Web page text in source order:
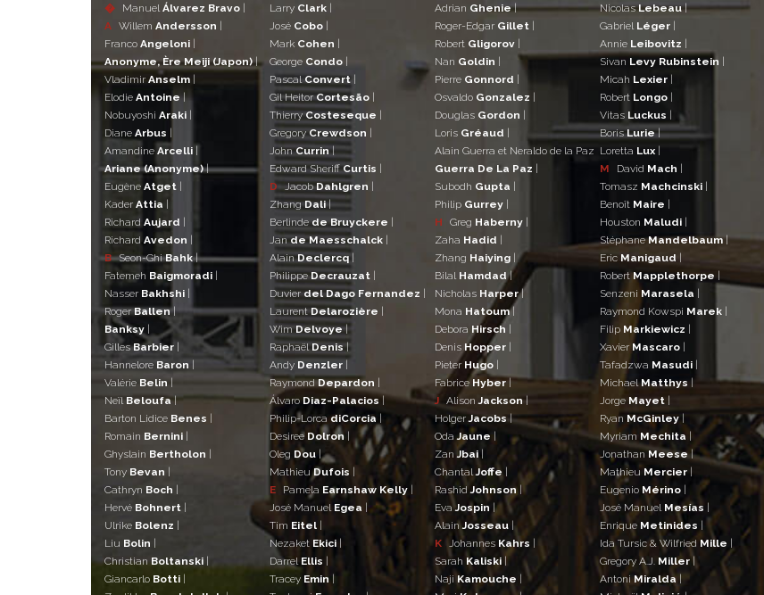
�
Manuel Álvarez Bravo |
A Willem Andersson |
Franco Angeloni |
Anonyme, Ère Meiji (Japon)|
Vladimir Anselm |
Elodie Antoine|
Nobuyoshi Araki |
Diane Arbus |
Amandine Arcelli |
Ariane (Anonyme)|
Eugène Atget |
Kader Attia |
Richard Aujard |
Richard Avedon |
B Seon-GhiBahk|
Fatemeh Baigmoradi |
Nasser Bakhshi |
RogerBallen|
Banksy |
GillesBarbier |
Hannelore Baron |
Valérie Belin|
Neïl Beloufa|
Barton Lidice Benes |
Romain Bernini |
Ghyslain Bertholon |
Tony Bevan |
Cathryn Boch |
Hervé Bohnert |
Ulrike Bolenz |
Liu Bolin |
Christian Boltanski |
Giancarlo Botti |
Larry Clark |
José Cobo |
Mark Cohen |
George Condo |
PascalConvert |
Gil HeitorCortesão |
ThierryCosteseque |
GregoryCrewdson |
JohnCurrin|
Edward SheriffCurtis |
D JacobDahlgren |
ZhangDali|
Berlindede Bruyckere |
Jande Maesschalck |
AlainDeclercq|
PhilippeDecrauzat |
Duvierdel Dago Fernandez |
LaurentDelarozière |
WimDelvoye|
RaphaëlDenis|
Andy Denzler |
RaymondDepardon |
Álvaro Diaz-Palacios |
Philip-LorcadiCorcia |
Desiree Dolron |
Oleg Dou |
MathieuDufois |
E
Pamela Earnshaw Kelly |
José Manuel Egea |
Tim Eitel |
Nezaket Ekici |
Darrel Ellis |
Tracey Emin |
Adrian Ghenie|
Roger-Edgar Gillet |
Robert Gligorov |
Nan Goldin |
Pierre Gonnord |
Osvaldo Gonzalez |
Douglas Gordon |
Loris Gréaud |
Alain Guerra et Neraldo de la Paz
Guerra De La Paz |
Subodh Gupta |
Philip Gurrey |
H
Greg Haberny |
Zaha Hadid |
Zhang Haiying |
Bilal Hamdad|
Nicholas Harper|
Mona Hatoum|
Debora Hirsch |
Denis Hopper |
Pieter Hugo |
Fabrice Hyber|
J Alison Jackson|
Holger Jacobs|
OdaJaune |
Zan Jbai|
Chantal Joffe |
RashidJohnson|
EvaJospin |
AlainJosseau |
K
Johannes Kahrs |
Sarah Kaliski |
Naji Kamouche |
NicolasLebeau|
Gabriel Léger |
Annie Leibovitz |
Sivan Levy Rubinstein |
Micah Lexier |
Robert Longo |
Vitas Luckus |
BorisLurie|
Loretta Lux |
M
David Mach |
Tomasz Machcinski |
Benoît Maire |
Houston Maludi |
StéphaneMandelbaum|
Eric Manigaud |
RobertMapplethorpe |
Senzeni Marasela |
Raymond Kowspi Marek |
Filip Markiewicz |
Xavier Mascaro |
Tafadzwa Masudi |
MichaelMatthys|
Jorge Mayet |
Ryan McGinley |
Myriam Mechita |
JonathanMeese|
Mathieu Mercier |
Eugenio Mérino |
José Manuel Mesías |
Enrique Metinides |
Ida Tursic & WilfriedMille |
Gregory A.J. Miller|
AntoniMiralda |